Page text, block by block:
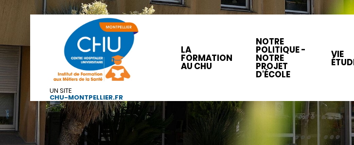
UN SITE
CHU-MONTPELLIER.FR
LA
FORMATION
AU CHU
NOTRE
POLITIQUE -
NOTRE
PROJET
D'ÉCOLE
VIE